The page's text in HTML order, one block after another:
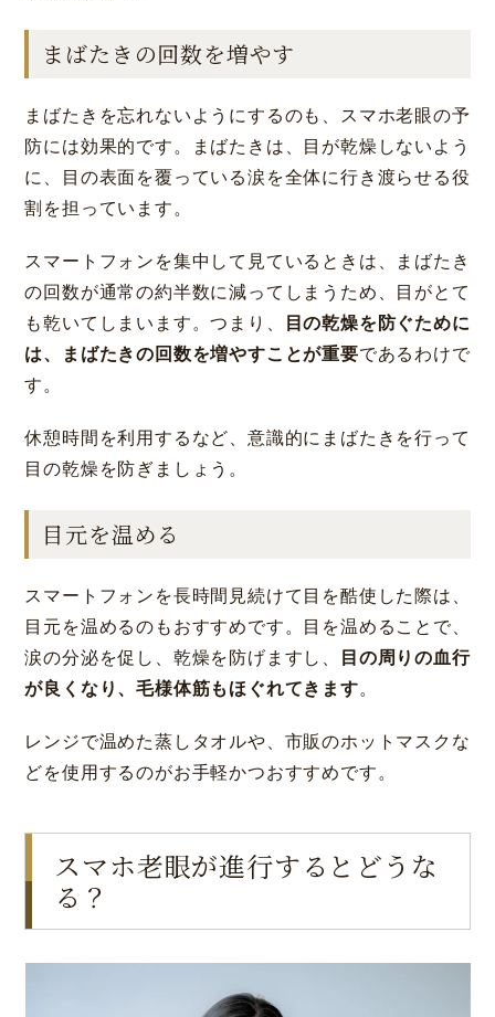
まばたきの回数を増やす
まばたきを忘れないようにするのも、スマホ老眼の予
防には効果的です。まばたきは、目が乾燥しないよう
に、目の表面を覆っている涙を全体に行き渡らせる役
割を担っています。
スマートフォンを集中して見ているときは、まばたき
の回数が通常の約半数に減ってしまうため、目がとて
も乾いてしまいます。つまり、
目の乾燥を防ぐために
は、まばたきの回数を増やすことが重要であるわけで
す。
休憩時間を利用するなど、意識的にまばたきを行って
目の乾燥を防ぎましょう。
目元を温める
スマートフォンを長時間見続けて目を酷使した際は、
目元を温めるのもおすすめです。目を温めることで、
涙の分泌を促し、乾燥を防げますし、
目の周りの血行
が良くなり、毛様体筋もほぐれてきます。
レンジで温めた蒸しタオルや、市販のホットマスクな
どを使用するのがお手軽かつおすすめです。
スマホ老眼が進行するとどうな
る？
大阪 梅田(本院) 東京 新宿